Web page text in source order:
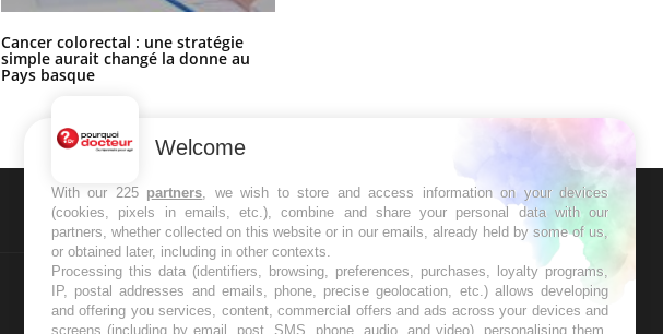
Cancer colorectal : une stratégie
simple aurait changé la donne au
Pays basque
NEWSLETTER
Recevez toutes les semaines les meilleures
infos santé
Welcome
With our 225 partners, we wish to store and access information on your devices
(cookies, pixels in emails, etc.), combine and share your personal data with our
partners, whether collected on this website or in our emails, already held by some of us,
or obtained later, including in other contexts.
Processing this data (identifiers, browsing, preferences, purchases, loyalty programs,
IP, postal addresses and emails, phone, precise geolocation, etc.) allows developing
and offering you services, content, commercial offers and ads across your devices and
screens (including by email, post, SMS, phone, audio, and video), personalising them,